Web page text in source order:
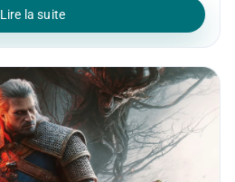
Lire la suite